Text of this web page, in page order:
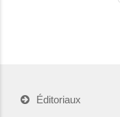
Éditoriaux